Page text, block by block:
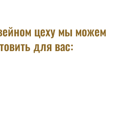
цеху мы можем
для вас: